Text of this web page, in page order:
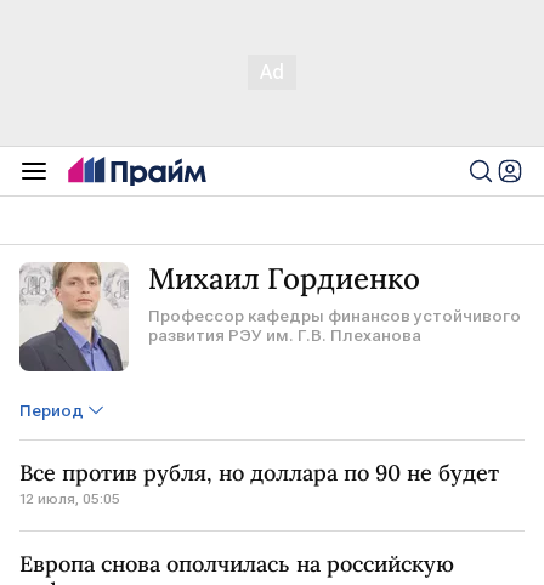
Михаил Гордиенко
Профессор кафедры финансов устойчивого
развития РЭУ им. Г.В. Плеханова
Период
Все против рубля, но доллара по 90 не будет
12 июля, 05:05
Европа снова ополчилась на российскую